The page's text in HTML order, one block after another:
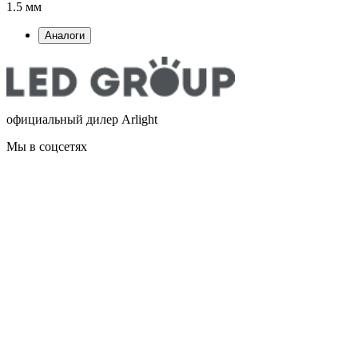
1.5 мм
Аналоги
официальный дилер Arlight
Мы в соцсетях